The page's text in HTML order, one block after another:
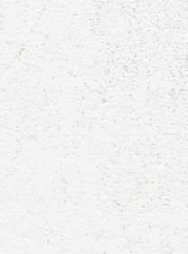
E1-Jugend-Linster_Cup-2015